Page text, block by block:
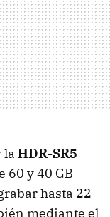
la HDR-SR5
60 y 40 GB
hasta 22
mediante el